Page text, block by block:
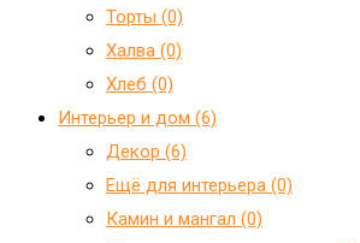
Торты (0)
Халва (0)
Хлеб (0)
Интерьер и дом (6)
Декор (6)
Ещё для интерьера (0)
Камин и мангал (0)